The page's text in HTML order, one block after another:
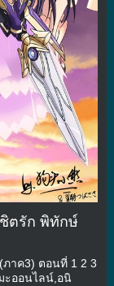
ชิตรัก พิทักษ์
ภาค3) ตอนที่ 1 2 3
ะออนไลน์,อนิ